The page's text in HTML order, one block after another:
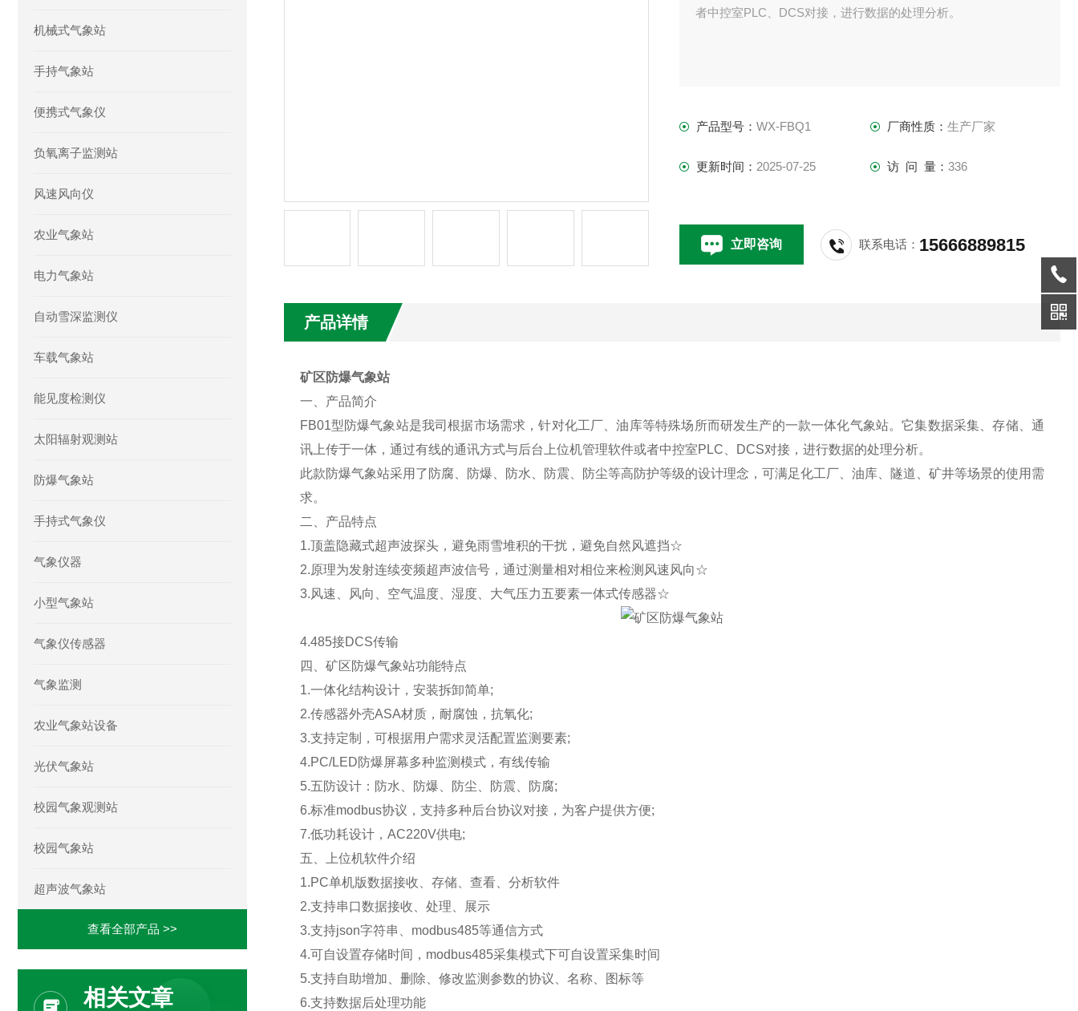
机械式气象站
手持气象站
便携式气象仪
负氧离子监测站
风速风向仪
农业气象站
电力气象站
自动雪深监测仪
车载气象站
能见度检测仪
太阳辐射观测站
防爆气象站
手持式气象仪
气象仪器
小型气象站
气象仪传感器
气象监测
农业气象站设备
光伏气象站
校园气象观测站
校园气象站
超声波气象站
查看全部产品 >>
相关文章
者中控室PLC、DCS对接，进行数据的处理分析。
产品型号：WX-FBQ1 厂商性质： 生产厂家
更新时间： 2025-07-25 访 问 量： 336
立即咨询 联系电话： 15666889815
产品详情
矿区防爆气象站
一、产品简介
FB01型防爆气象站是我司根据市场需求，针对化工厂、油库等特殊场所而研发生产的一款一体化气象站。它集数据采集、存储、通
讯上传于一体，通过有线的通讯方式与后台上位机管理软件或者中控室PLC、DCS对接，进行数据的处理分析。
此款防爆气象站采用了防腐、防爆、防水、防震、防尘等高防护等级的设计理念，可满足化工厂、油库、隧道、矿井等场景的使用需
求。
二、产品特点
1.顶盖隐藏式超声波探头，避免雨雪堆积的干扰，避免自然风遮挡☆
2.原理为发射连续变频超声波信号，通过测量相对相位来检测风速风向☆
3.风速、风向、空气温度、湿度、大气压力五要素一体式传感器☆
4.485接DCS传输
四、矿区防爆气象站功能特点
1.一体化结构设计，安装拆卸简单;
2.传感器外壳ASA材质，耐腐蚀，抗氧化;
3.支持定制，可根据用户需求灵活配置监测要素;
4.PC/LED防爆屏幕多种监测模式，有线传输
5.五防设计：防水、防爆、防尘、防震、防腐;
6.标准modbus协议，支持多种后台协议对接，为客户提供方便;
7.低功耗设计，AC220V供电;
五、上位机软件介绍
1.PC单机版数据接收、存储、查看、分析软件
2.支持串口数据接收、处理、展示
3.支持json字符串、modbus485等通信方式
4.可自设置存储时间，modbus485采集模式下可自设置采集时间
5.支持自助增加、删除、修改监测参数的协议、名称、图标等
6.支持数据后处理功能